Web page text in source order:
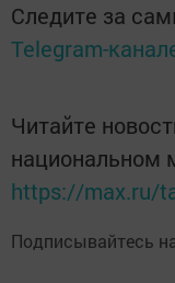
Следите за
Telegram-
Читайте
национальном
https://max.ru/
Подписывайтесь